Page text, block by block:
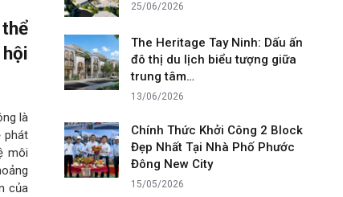
là
phát
môi
của
25/06/2026
The Heritage Tay Ninh: Dấu ấn
đô thị du lịch biểu tượng giữa
trung tâm…
13/06/2026
Chính Thức Khởi Công 2 Block
Đẹp Nhất Tại Nhà Phố Phước
Đông New City
15/05/2026